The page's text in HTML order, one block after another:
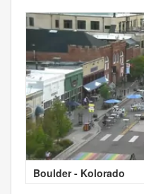
Boulder - Kolorado